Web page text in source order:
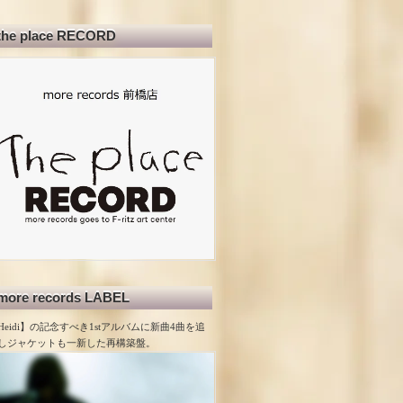
place RECORD
records LABEL
】の記念すべき1stアルバムに新曲4曲を追
ジャケットも一新した再構築盤。